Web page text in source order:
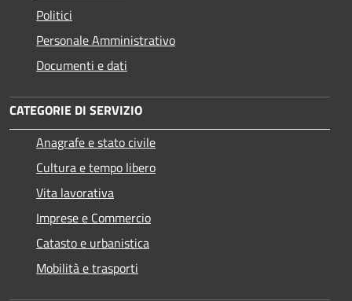
Politici
Personale Amministrativo
Documenti e dati
CATEGORIE DI SERVIZIO
Anagrafe e stato civile
Cultura e tempo libero
Vita lavorativa
Imprese e Commercio
Catasto e urbanistica
Mobilità e trasporti